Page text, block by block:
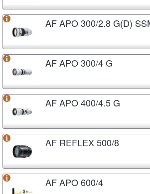
AF APO 300/2.8 G(D)
AF APO 300/4 G
AF APO 400/4.5 G
AF REFLEX 500/8
AF APO 600/4